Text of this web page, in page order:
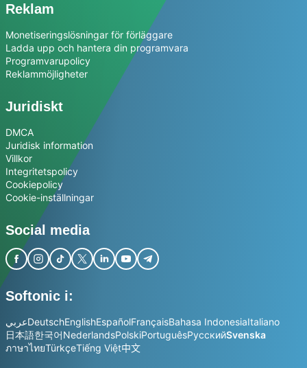
Reklam
Monetiseringslösningar för förläggare
Ladda upp och hantera din programvara
Programvarupolicy
Reklammöjligheter
Juridiskt
DMCA
Juridisk information
Villkor
Integritetspolicy
Cookiepolicy
Cookie-inställningar
Social media
Softonic i:
عربيDeutschEnglishEspañolFrançaisBahasa IndonesiaItaliano
日本語한국어NederlandsPolskiPortuguêsРусскийSvenska
ภาษาไทยTürkçeTiếng Việt中文